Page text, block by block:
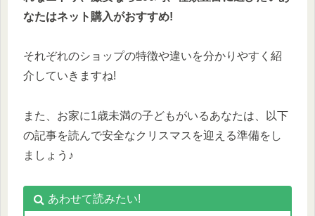
なたはネット購入がおすすめ!
それぞれのショップの特徴や違いを分かりやすく紹
介していきますね!
また、お家に1歳未満の子どもがいるあなたは、以下
の記事を読んで安全なクリスマスを迎える準備をし
ましょう♪
あわせて読みたい!